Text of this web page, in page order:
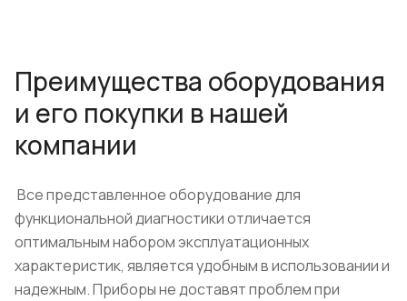
Преимущества оборудования
и его покупки в нашей
компании
Все представленное оборудование для
функциональной диагностики отличается
оптимальным набором эксплуатационных
характеристик, является удобным в использовании и
надежным. Приборы не доставят проблем при